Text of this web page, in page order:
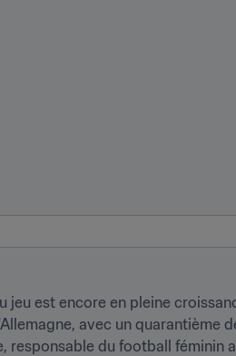
est encore en pleine
avec un quarantième
du football féminin